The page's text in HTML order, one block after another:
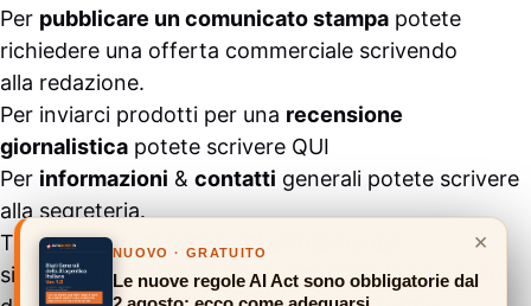
Per pubblicare un comunicato stampa potete
richiedere una offerta commerciale scrivendo
alla redazione.
Per inviarci prodotti per una recensione
giornalistica potete scrivere QUI
Per informazioni & contatti generali potete scrivere
alla segreteria.
Tutti i contenuti pubblicati all’interno del
sito #ASSODIGITALE.“Copyright 2024” non sono
×
NUOVO · GRATUITO
Le nuove regole AI Act sono obbligatorie dal